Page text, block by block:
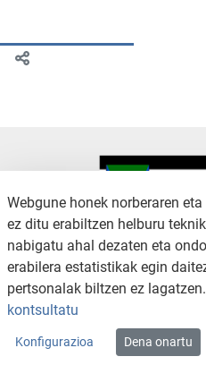
KONTAKTUA
SALAKETA KANALA
Copyright © 2026 / Excmo.
Webgune honek norberaren
ez ditu erabiltzen helburu
nabigatu ahal dezaten eta
erabilera estatistikak egin
pertsonalak biltzen ez lagatzen.
kontsultatu
Konfigurazioa Dena onartu